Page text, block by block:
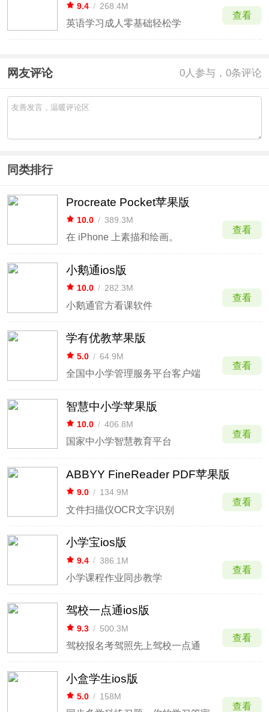
9.4 / 268.4M
英语学习成人零基础轻松学
查看
网友评论 0人参与，0条评论
同类排行
Procreate Pocket苹果版
10.0 / 389.3M
在 iPhone 上素描和绘画。
查看
小鹅通ios版
10.0 / 282.3M
小鹅通官方看课软件
查看
学有优教苹果版
5.0 / 64.9M
全国中小学管理服务平台客户端
查看
智慧中小学苹果版
10.0 / 406.8M
国家中小学智慧教育平台
查看
ABBYY FineReader PDF苹果版
9.0 / 134.9M
文件扫描仪OCR文字识别
查看
小学宝ios版
9.4 / 386.1M
小学课程作业同步教学
查看
驾校一点通ios版
9.3 / 500.3M
驾校报名考驾照先上驾校一点通
查看
小盒学生ios版
5.0 / 158M
查看